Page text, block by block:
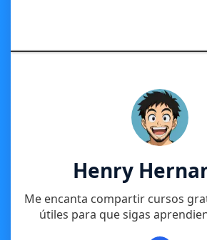
Henry
Me encanta compartir cursos
útiles para que sigas